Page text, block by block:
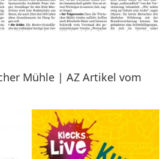
Mühle | AZ Artikel vom